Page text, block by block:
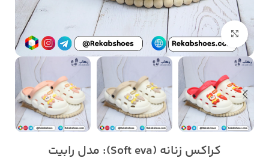
کراکس زنانه (Soft eva): مدل رابیت
بزرگنمایی تصویر